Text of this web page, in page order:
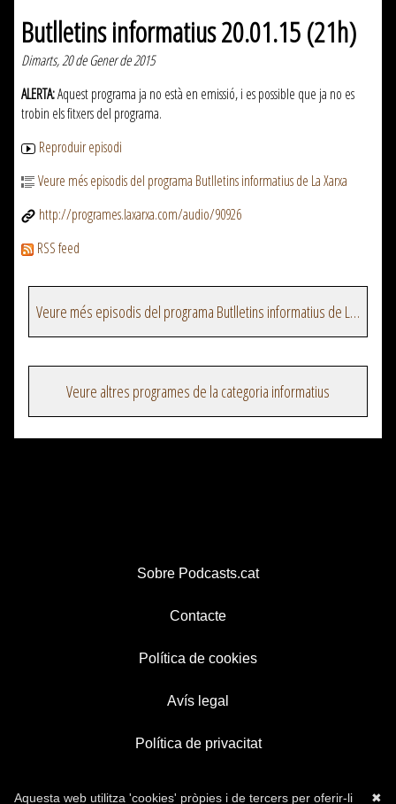
Butlletins informatius 20.01.15 (21h)
Dimarts, 20 de Gener de 2015
ALERTA:Aquest programa ja no està en emissió, i es possible que ja no es
trobin els fitxers del programa.
Reproduir episodi
Veure més episodis del programa Butlletins informatius de La Xarxa
http://programes.laxarxa.com/audio/90926
RSS feed
Veure més episodis del programa Butlletins informatius de La Xarxa
Veure altres programes de la categoria informatius
Sobre Podcasts.cat
Contacte
Política de cookies
Avís legal
Política de privacitat
✖
Aquesta web utilitza 'cookies' pròpies i de tercers per oferir-li